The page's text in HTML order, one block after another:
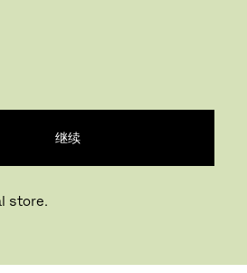
继续
store.